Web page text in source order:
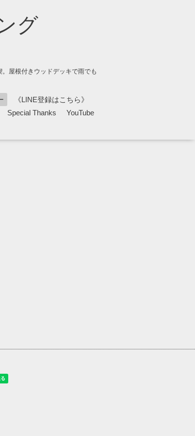
グ
屋根付きウッドデッキで雨でも
《LINE登録はこちら》
Special Thanks
YouTube